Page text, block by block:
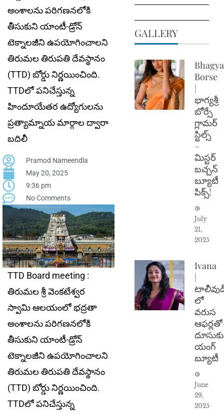
అంశాలను పరిగణనలోకి
తీసుకుని యాంటీ-డ్రోన్
టెక్నాలజీని ఉపయోగించాలని
తిరుమల తిరుపతి దేవస్థానం
(TTD) బోర్డు నిర్ణయించింది.
TTDలో పనిచేస్తున్న
హిందూయేతర ఉద్యోగులను
ప్రత్యామ్నాయ మార్గాల ద్వారా
బదిలీ
Pramod Nameendla
May 20, 2025
9:36 pm
No Comments
TTD Board meeting :
తిరుమల శ్రీ వెంకటేశ్వర
స్వామి ఆలయంలో భద్రతా
అంశాలను పరిగణనలోకి
తీసుకుని యాంటీ-డ్రోన్
టెక్నాలజీని ఉపయోగించాలని
తిరుమల తిరుపతి దేవస్థానం
(TTD) బోర్డు నిర్ణయించింది.
TTDలో పనిచేస్తున్న
GALLERY
Borse
|
భాగ్యశ్రీ
బోర్సే
గ్లామర్
స్టిల్స్
–
మిస్టర్
బచ్చన్
బ్యూటీ
పిక్స్!
July
21,
2025
Ivana
|
లో
వరుస
ఆఫర్లతో
యంగ్
బ్యూటీ
June
29,
2025